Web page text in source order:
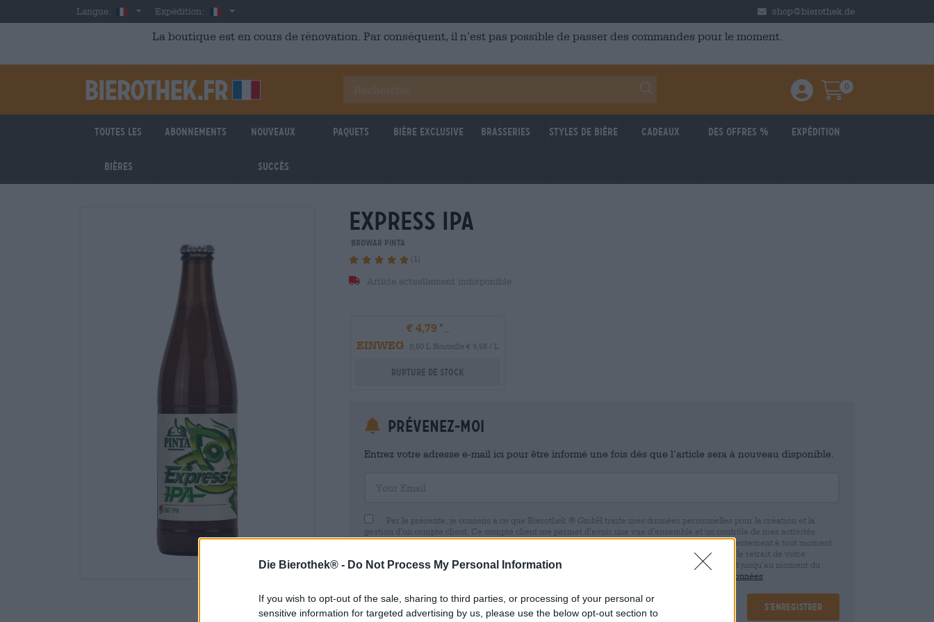
Die Bierothek® - Do Not Process My Personal Information
If you wish to opt-out of the sale, sharing to third parties, or processing of your personal or
sensitive information for targeted advertising by us, please use the below opt-out section to
Skip to main contentLangue: FrenchExpédition: France shop@bierothek.de
La boutique est en cours de rénovation. Par conséquent, il n’est pas possible de passer des commandes pour le moment.
Einloggen / Anmelden
Warenkorb
0
Toutes les
bières
Abonnements Nouveaux
succès
Paquets Bière Exclusive Brasseries Styles de bière Cadeaux Des offres % Expédition
express ipa
Browar Pinta
(1)
Article actuellement indisponible
€ 4,79
EINWEG
0,50 L Bouteille € 9,58 / L
Rupture de stock
Prévenez-moi
Entrez votre adresse e-mail ici pour être informé une fois dès que l’article sera à nouveau disponible.
Par la présente, je consens à ce que Bierothek ® GmbH traite mes données personnelles pour la création et la
gestion d’un compte client. Ce compte client me permet d’avoir une vue d’ensemble et un contrôle de mes activités
commerciales et de mes données personnelles. Je suis conscient que je peux révoquer ce consentement à tout moment
avec effet pour l’avenir en envoyant un e-mail à shop@bierothek.de. Nous vous informons que le retrait de votre
consentement n’affecte pas la légalité du traitement effectué sur la base de votre consentement jusqu’au moment du
déclaration de protection des données
S’enregistrer